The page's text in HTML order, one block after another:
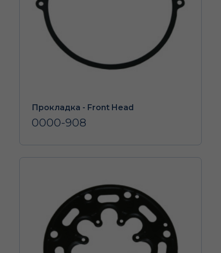
Прокладка - Front Head
0000-908